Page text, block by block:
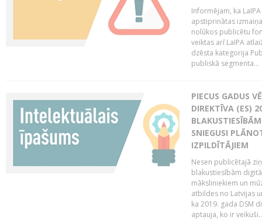
Informējam, ka
apstiprinātas
nolūkos publicētu
veiktas arī LaIPA
dzēsta kategorija
publiskā segmenta...
PIECUS GADUS
DIREKTĪVA (ES)
SNIEGUSI
IZPILDĪTĀJIEM
Nesen publicētajā
blakustiesībām
māksliniekiem un
atbildes no Latvijas
ka 2019. gada DSM
aptauja, ko ir